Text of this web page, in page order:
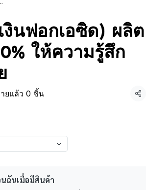
งินฟอกเอซิด) ผลิต
ให้ความรู้สึก
ยแล้ว 0 ชิ้น แชร์
นฉันเมื่อมีสินค้า